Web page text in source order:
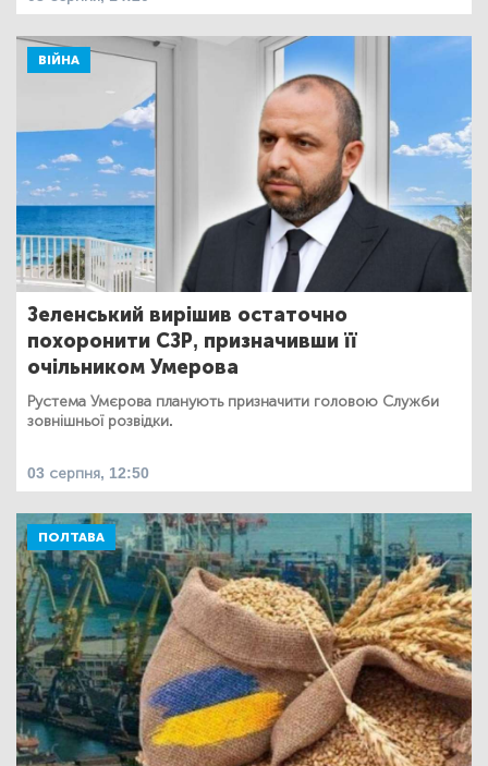
ВІЙНА
Зеленський вирішив остаточно
похоронити СЗР, призначивши її
очільником Умерова
Рустема Умєрова планують призначити головою Служби
зовнішньої розвідки.
03 серпня, 12:50
ПОЛТАВА